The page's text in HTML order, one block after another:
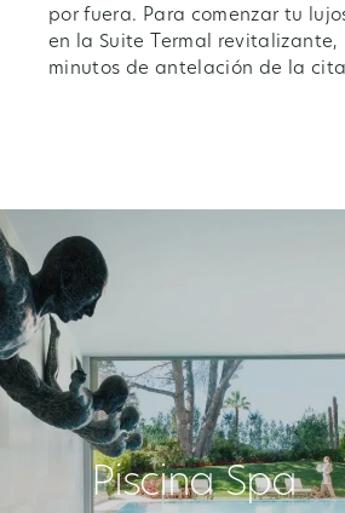
por fuera. Para comenzar tu
en la Suite Termal revitalizante,
minutos de antelación de la
Piscina Spa